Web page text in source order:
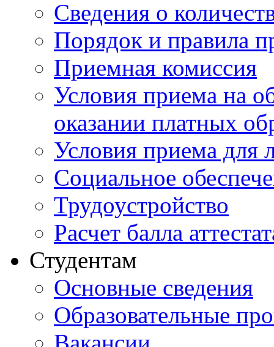
Cведения о
Порядок и правила
Приемная комиссия
Условия приема на
оказании платных
Условия приема для
Социальное
Трудоустройство
Расчет балла
Студентам
Основные сведения
Образовательные